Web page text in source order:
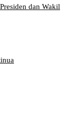
dan Wakil